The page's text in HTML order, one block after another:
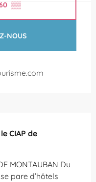
▒▒
NOUS
CIAP de
MONTAUBAN Du
pare d’hôtels